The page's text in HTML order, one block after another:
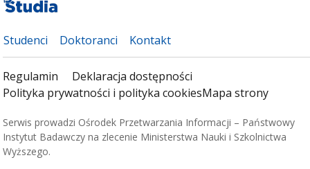
Studenci Doktoranci Kontakt
Regulamin
Deklaracja dostępności
Polityka prywatności i polityka cookiesMapa strony
Serwis prowadzi Ośrodek Przetwarzania Informacji – Państwowy
Instytut Badawczy na zlecenie Ministerstwa Nauki i Szkolnictwa
Wyższego.